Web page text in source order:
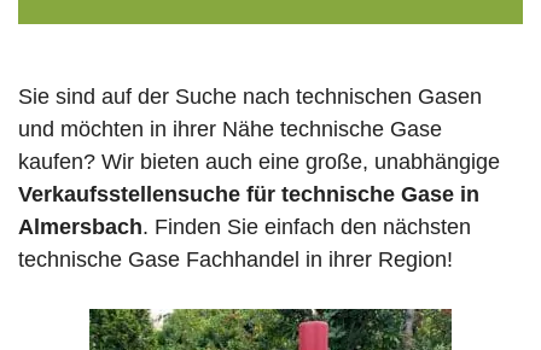
Sie sind auf der Suche nach technischen Gasen
und möchten in ihrer Nähe technische Gase
kaufen? Wir bieten auch eine große, unabhängige
Verkaufsstellensuche für technische Gase in
Almersbach. Finden Sie einfach den nächsten
technische Gase Fachhandel in ihrer Region!